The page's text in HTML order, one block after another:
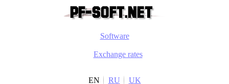
Software
Exchange rates
EN RU UK